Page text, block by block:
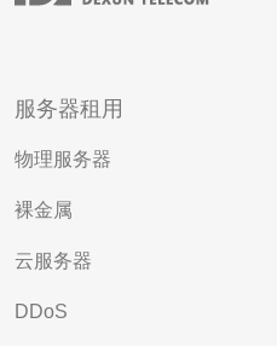
服务器租用
物理服务器
裸金属
云服务器
DDoS